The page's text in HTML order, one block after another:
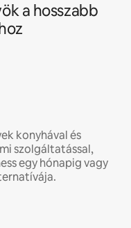
a hosszabb
konyhával és
szolgáltatással,
egy hónapig vagy